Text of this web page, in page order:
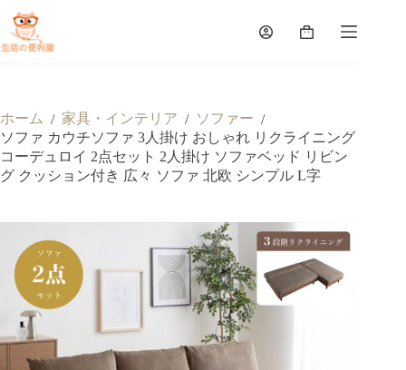
ホーム / 家具・インテリア / ソファー /
ソファ カウチソファ 3人掛け おしゃれ リクライニング
コーデュロイ 2点セット 2人掛け ソファベッド リビン
グ クッション付き 広々 ソファ 北欧 シンプル L字